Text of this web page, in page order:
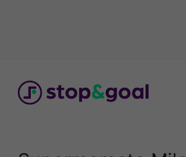
contenuto